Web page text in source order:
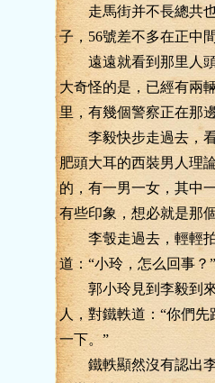
走馬街并不長總共也
子，56號差不多在正中間
遠遠就看到那里人頭
大奇怪的是，已經有兩
里，有幾個警察正在那邊
李毅快步走過去，看
肥頭大耳的西裝男人理
的，有一男一女，其中
有些印象，想必就是那
李彀走過去，輕輕拍
道：“小玲，怎么回事？”
郭小玲見到李毅到來
人，對鐵軼道：“你們
一下。”
鐵軼顯然沒有認出李